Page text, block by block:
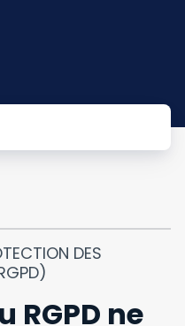
DES
RGPD ne